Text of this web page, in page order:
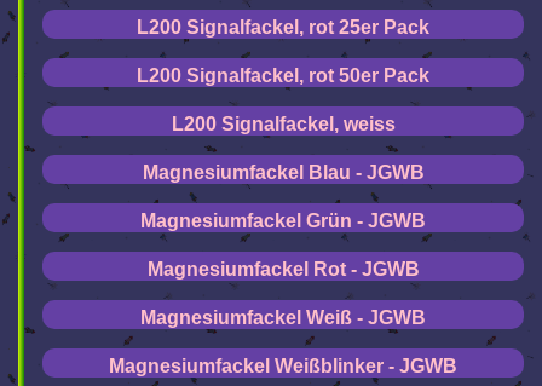
L200 Signalfackel, rot 25er Pack
L200 Signalfackel, rot 50er Pack
L200 Signalfackel, weiss
Magnesiumfackel Blau - JGWB
Magnesiumfackel Grün - JGWB
Magnesiumfackel Rot - JGWB
Magnesiumfackel Weiß - JGWB
Magnesiumfackel Weißblinker - JGWB